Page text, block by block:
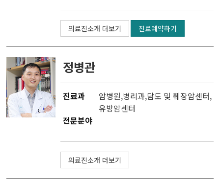
의료진소개 더보기 진료예약하기
정병관
진료과 암병원,병리과,담도 및 췌장암센터,
유방암센터
전문분야
의료진소개 더보기